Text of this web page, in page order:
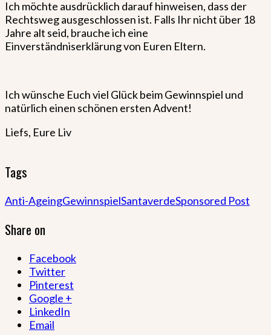
Ich möchte ausdrücklich darauf hinweisen, dass der
Rechtsweg ausgeschlossen ist. Falls Ihr nicht über 18
Jahre alt seid, brauche ich eine
Einverständniserklärung von Euren Eltern.
Ich wünsche Euch viel Glück beim Gewinnspiel und
natürlich einen schönen ersten Advent!
Liefs, Eure Liv
Tags
Anti-AgeingGewinnspielSantaverdeSponsored Post
Share on
Facebook
Twitter
Pinterest
Google +
LinkedIn
Email